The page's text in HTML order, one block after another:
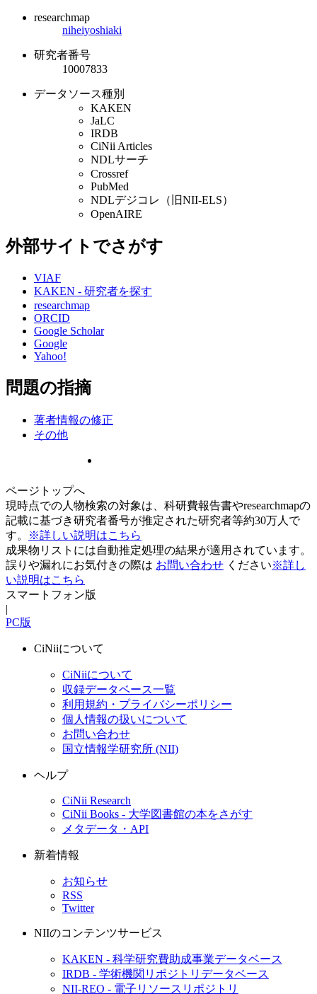
researchmap
niheiyoshiaki
研究者番号
10007833
データソース種別
KAKEN
JaLC
IRDB
CiNii Articles
NDLサーチ
Crossref
PubMed
NDLデジコレ（旧NII-ELS）
OpenAIRE
外部サイトでさがす
VIAF
KAKEN - 研究者を探す
researchmap
ORCID
Google Scholar
Google
Yahoo!
問題の指摘
著者情報の修正
その他
ページトップへ
現時点での人物検索の対象は、科研費報告書やresearchmapの
記載に基づき研究者番号が推定された研究者等約30万人で
す。
※詳しい説明はこちら
成果物リストには自動推定処理の結果が適用されています。
誤りや漏れにお気付きの際は お問い合わせ ください※詳し
い説明はこちら
スマートフォン版
|
PC版
CiNiiについて
CiNiiについて
収録データベース一覧
利用規約・プライバシーポリシー
個人情報の扱いについて
お問い合わせ
国立情報学研究所 (NII)
ヘルプ
CiNii Research
CiNii Books - 大学図書館の本をさがす
メタデータ・API
新着情報
お知らせ
RSS
Twitter
NIIのコンテンツサービス
KAKEN - 科学研究費助成事業データベース
IRDB - 学術機関リポジトリデータベース
NII-REO - 電子リソースリポジトリ